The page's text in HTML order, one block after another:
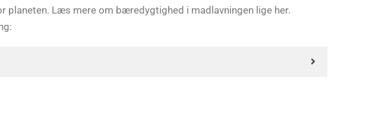
planeten. Læs mere om bæredygtighed i madlavningen lige her.